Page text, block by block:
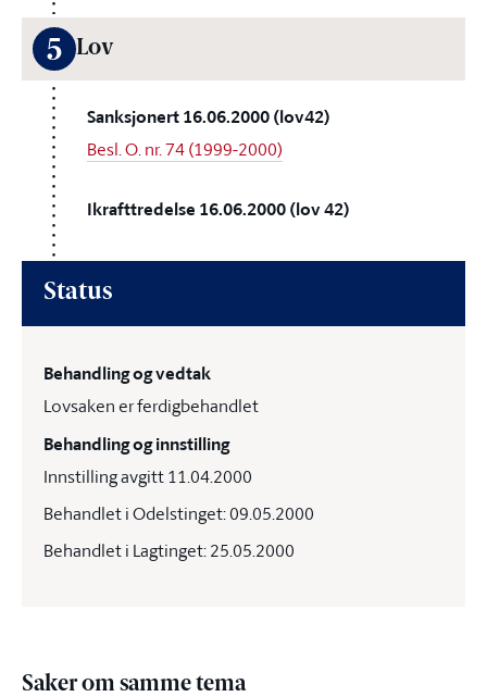
5 Lov
Sanksjonert 16.06.2000 (lov42)
Besl. O. nr. 74 (1999-2000)
Ikrafttredelse 16.06.2000 (lov 42)
Status
Behandling og vedtak
Lovsaken er ferdigbehandlet
Behandling og innstilling
Innstilling avgitt 11.04.2000
Behandlet i Odelstinget: 09.05.2000
Behandlet i Lagtinget: 25.05.2000
Saker om samme tema